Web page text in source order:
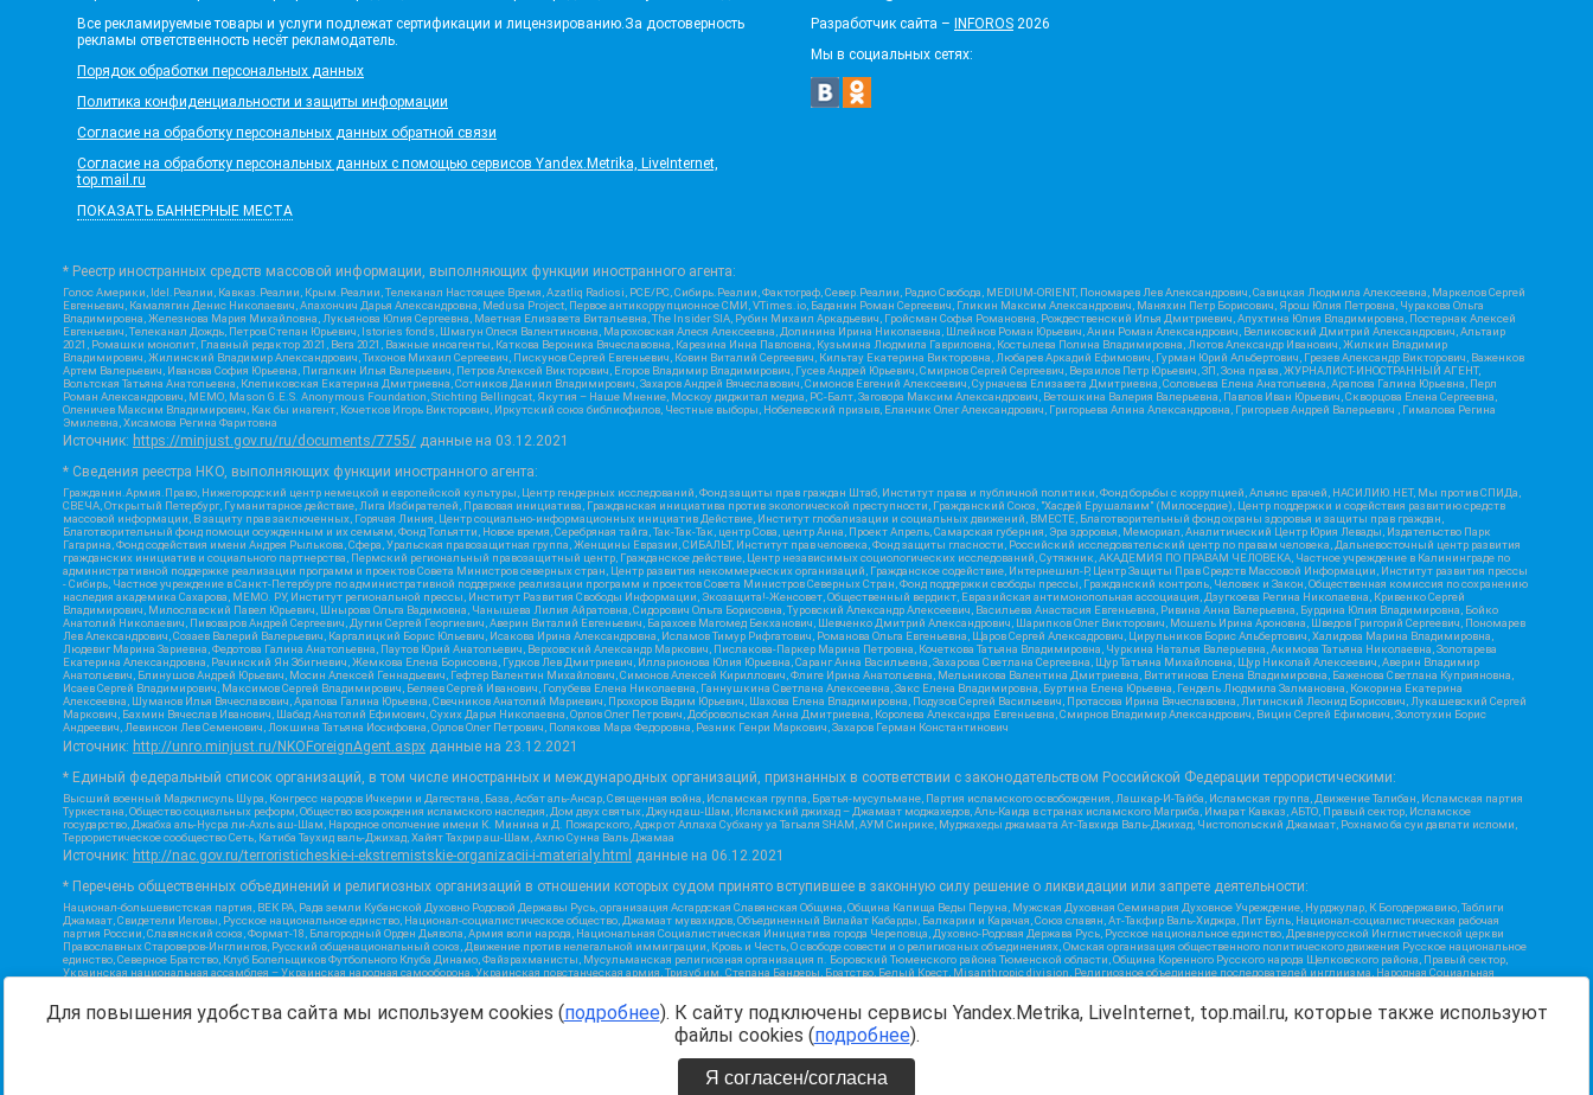
Все рекламируемые товары и услуги подлежат сертификации и лицензированию.За достоверность
рекламы ответственность несёт рекламодатель.
Порядок обработки персональных данных
Политика конфиденциальности и защиты информации
Согласие на обработку персональных данных обратной связи
Согласие на обработку персональных данных с помощью сервисов Yandex.Metrika, LiveInternet,
top.mail.ru
ПОКАЗАТЬ БАННЕРНЫЕ МЕСТА
Разработчик сайта –
INFOROS 2026
Мы в социальных сетях:
* Реестр иностранных средств массовой информации, выполняющих функции иностранного агента:
Голос Америки, Idel.Реалии, Кавказ.Реалии, Крым.Реалии, Телеканал Настоящее Время, Azatliq Radiosi, PCE/PC, Сибирь.Реалии, Фактограф, Север.Реалии, Радио Свобода, MEDIUM-ORIENT, Пономарев Лев Александрович, Савицкая Людмила Алексеевна, Маркелов Сергей
Евгеньевич, Камалягин Денис Николаевич, Апахончич Дарья Александровна, Medusa Project, Первое антикоррупционное СМИ, VTimes.io, Баданин Роман Сергеевич, Гликин Максим Александрович, Маняхин Петр Борисович, Ярош Юлия Петровна, Чуракова Ольга
Владимировна, Железнова Мария Михайловна, Лукьянова Юлия Сергеевна, Маетная Елизавета Витальевна, The Insider SIA, Рубин Михаил Аркадьевич, Гройсман Софья Романовна, Рождественский Илья Дмитриевич, Апухтина Юлия Владимировна, Постернак Алексей
Евгеньевич, Телеканал Дождь, Петров Степан Юрьевич, Istories fonds, Шмагун Олеся Валентиновна, Мароховская Алеся Алексеевна, Долинина Ирина Николаевна, Шлейнов Роман Юрьевич, Анин Роман Александрович, Великовский Дмитрий Александрович, Альтаир
2021, Ромашки монолит, Главный редактор 2021, Вега 2021, Важные иноагенты, Каткова Вероника Вячеславовна, Карезина Инна Павловна, Кузьмина Людмила Гавриловна, Костылева Полина Владимировна, Лютов Александр Иванович, Жилкин Владимир
Владимирович, Жилинский Владимир Александрович, Тихонов Михаил Сергеевич, Пискунов Сергей Евгеньевич, Ковин Виталий Сергеевич, Кильтау Екатерина Викторовна, Любарев Аркадий Ефимович, Гурман Юрий Альбертович, Грезев Александр Викторович, Важенков
Артем Валерьевич, Иванова София Юрьевна, Пигалкин Илья Валерьевич, Петров Алексей Викторович, Егоров Владимир Владимирович, Гусев Андрей Юрьевич, Смирнов Сергей Сергеевич, Верзилов Петр Юрьевич, ЗП, Зона права, ЖУРНАЛИСТ-ИНОСТРАННЫЙ АГЕНТ,
Вольтская Татьяна Анатольевна, Клепиковская Екатерина Дмитриевна, Сотников Даниил Владимирович, Захаров Андрей Вячеславович, Симонов Евгений Алексеевич, Сурначева Елизавета Дмитриевна, Соловьева Елена Анатольевна, Арапова Галина Юрьевна, Перл
Роман Александрович, МЕМО, Mason G.E.S. Anonymous Foundation, Stichting Bellingcat, Якутия – Наше Мнение, Москоу диджитал медиа, РС-Балт, Заговора Максим Александрович, Ветошкина Валерия Валерьевна, Павлов Иван Юрьевич, Скворцова Елена Сергеевна,
Оленичев Максим Владимирович, Как бы инагент, Кочетков Игорь Викторович, Иркутский союз библиофилов, Честные выборы, Нобелевский призыв, Еланчик Олег Александрович, Григорьева Алина Александровна, Григорьев Андрей Валерьевич , Гималова Регина
Эмилевна, Хисамова Регина Фаритовна
Источник: https://minjust.gov.ru/ru/documents/7755/ данные на 03.12.2021
* Сведения реестра НКО, выполняющих функции иностранного агента:
Гражданин.Армия.Право, Нижегородский центр немецкой и европейской культуры, Центр гендерных исследований, Фонд защиты прав граждан Штаб, Институт права и публичной политики, Фонд борьбы с коррупцией, Альянс врачей, НАСИЛИЮ.НЕТ, Мы против СПИДа,
СВЕЧА, Открытый Петербург, Гуманитарное действие, Лига Избирателей, Правовая инициатива, Гражданская инициатива против экологической преступности, Гражданский Союз, "Хасдей Ерушалаим" (Милосердие), Центр поддержки и содействия развитию средств
массовой информации, В защиту прав заключенных, Горячая Линия, Центр социально-информационных инициатив Действие, Институт глобализации и социальных движений, ВМЕСТЕ, Благотворительный фонд охраны здоровья и защиты прав граждан,
Благотворительный фонд помощи осужденным и их семьям, Фонд Тольятти, Новое время, Серебряная тайга, Так-Так-Так, центр Сова, центр Анна, Проект Апрель, Самарская губерния, Эра здоровья, Мемориал, Аналитический Центр Юрия Левады, Издательство Парк
Гагарина, Фонд содействия имени Андрея Рылькова, Сфера, Уральская правозащитная группа, Женщины Евразии, СИБАЛЬТ, Институт прав человека, Фонд защиты гласности, Российский исследовательский центр по правам человека, Дальневосточный центр развития
гражданских инициатив и социального партнерства, Пермский региональный правозащитный центр, Гражданское действие, Центр независимых социологических исследований, Сутяжник, АКАДЕМИЯ ПО ПРАВАМ ЧЕЛОВЕКА, Частное учреждение в Калининграде по
административной поддержке реализации программ и проектов Совета Министров северных стран, Центр развития некоммерческих организаций, Гражданское содействие, Интернешнл-Р, Центр Защиты Прав Средств Массовой Информации, Институт развития прессы
- Сибирь, Частное учреждение в Санкт-Петербурге по административной поддержке реализации программ и проектов Совета Министров Северных Стран, Фонд поддержки свободы прессы, Гражданский контроль, Человек и Закон, Общественная комиссия по сохранению
наследия академика Сахарова, МЕМО. РУ, Институт региональной прессы, Институт Развития Свободы Информации, Экозащита!-Женсовет, Общественный вердикт, Евразийская антимонопольная ассоциация, Дзугкоева Регина Николаевна, Кривенко Сергей
Владимирович, Милославский Павел Юрьевич, Шнырова Ольга Вадимовна, Чанышева Лилия Айратовна, Сидорович Ольга Борисовна, Туровский Александр Алексеевич, Васильева Анастасия Евгеньевна, Ривина Анна Валерьевна, Бурдина Юлия Владимировна, Бойко
Анатолий Николаевич, Пивоваров Андрей Сергеевич, Дугин Сергей Георгиевич, Аверин Виталий Евгеньевич, Барахоев Магомед Бекханович, Шевченко Дмитрий Александрович, Шарипков Олег Викторович, Мошель Ирина Ароновна, Шведов Григорий Сергеевич, Пономарев
Лев Александрович, Созаев Валерий Валерьевич, Каргалицкий Борис Юльевич, Исакова Ирина Александровна, Исламов Тимур Рифгатович, Романова Ольга Евгеньевна, Щаров Сергей Алексадрович, Цирульников Борис Альбертович, Халидова Марина Владимировна,
Людевиг Марина Зариевна, Федотова Галина Анатольевна, Паутов Юрий Анатольевич, Верховский Александр Маркович, Пислакова-Паркер Марина Петровна, Кочеткова Татьяна Владимировна, Чуркина Наталья Валерьевна, Акимова Татьяна Николаевна, Золотарева
Екатерина Александровна, Рачинский Ян Збигневич, Жемкова Елена Борисовна, Гудков Лев Дмитриевич, Илларионова Юлия Юрьевна, Саранг Анна Васильевна, Захарова Светлана Сергеевна, Щур Татьяна Михайловна, Щур Николай Алексеевич, Аверин Владимир
Анатольевич, Блинушов Андрей Юрьевич, Мосин Алексей Геннадьевич, Гефтер Валентин Михайлович, Симонов Алексей Кириллович, Флиге Ирина Анатольевна, Мельникова Валентина Дмитриевна, Вититинова Елена Владимировна, Баженова Светлана Куприяновна,
Исаев Сергей Владимирович, Максимов Сергей Владимирович, Беляев Сергей Иванович, Голубева Елена Николаевна, Ганнушкина Светлана Алексеевна, Закс Елена Владимировна, Буртина Елена Юрьевна, Гендель Людмила Залмановна, Кокорина Екатерина
Алексеевна, Шуманов Илья Вячеславович, Арапова Галина Юрьевна, Свечников Анатолий Мариевич, Прохоров Вадим Юрьевич, Шахова Елена Владимировна, Подузов Сергей Васильевич, Протасова Ирина Вячеславовна, Литинский Леонид Борисович, Лукашевский Сергей
Маркович, Бахмин Вячеслав Иванович, Шабад Анатолий Ефимович, Сухих Дарья Николаевна, Орлов Олег Петрович, Добровольская Анна Дмитриевна, Королева Александра Евгеньевна, Смирнов Владимир Александрович, Вицин Сергей Ефимович, Золотухин Борис
Андреевич, Левинсон Лев Семенович, Локшина Татьяна Иосифовна, Орлов Олег Петрович, Полякова Мара Федоровна, Резник Генри Маркович, Захаров Герман Константинович
Источник: http://unro.minjust.ru/NKOForeignAgent.aspx данные на 23.12.2021
* Единый федеральный список организаций, в том числе иностранных и международных организаций, признанных в соответствии с законодательством Российской Федерации террористическими:
Высший военный Маджлисуль Шура, Конгресс народов Ичкерии и Дагестана, База, Асбат аль-Ансар, Священная война, Исламская группа, Братья-мусульмане, Партия исламского освобождения, Лашкар-И-Тайба, Исламская группа, Движение Талибан, Исламская партия
Туркестана, Общество социальных реформ, Общество возрождения исламского наследия, Дом двух святых, Джунд аш-Шам, Исламский джихад – Джамаат моджахедов, Аль-Каида в странах исламского Магриба, Имарат Кавказ, АБТО, Правый сектор, Исламское
государство, Джабха аль-Нусра ли-Ахль аш-Шам, Народное ополчение имени К. Минина и Д. Пожарского, Аджр от Аллаха Субхану уа Тагьаля SHAM, АУМ Синрике, Муджахеды джамаата Ат-Тавхида Валь-Джихад, Чистопольский Джамаат, Рохнамо ба суи давлати исломи,
Террористическое сообщество Сеть, Катиба Таухид валь-Джихад, Хайят Тахрир аш-Шам, Ахлю Сунна Валь Джамаа
Источник: http://nac.gov.ru/terroristicheskie-i-ekstremistskie-organizacii-i-materialy.html данные на 06.12.2021
* Перечень общественных объединений и религиозных организаций в отношении которых судом принято вступившее в законную силу решение о ликвидации или запрете деятельности:
Национал-большевистская партия, ВЕК РА, Рада земли Кубанской Духовно Родовой Державы Русь, организация Асгардская Славянская Община, Община Капища Веды Перуна, Мужская Духовная Семинария Духовное Учреждение, Нурджулар, К Богодержавию, Таблиги
Джамаат, Свидетели Иеговы, Русское национальное единство, Национал-социалистическое общество, Джамаат мувахидов, Объединенный Вилайат Кабарды, Балкарии и Карачая, Союз славян, Ат-Такфир Валь-Хиджра, Пит Буль, Национал-социалистическая рабочая
партия России, Славянский союз, Формат-18, Благородный Орден Дьявола, Армия воли народа, Национальная Социалистическая Инициатива города Череповца, Духовно-Родовая Держава Русь, Русское национальное единство, Древнерусской Инглистической церкви
Православных Староверов-Инглингов, Русский общенациональный союз, Движение против нелегальной иммиграции, Кровь и Честь, О свободе совести и о религиозных объединениях, Омская организация общественного политического движения Русское национальное
единство, Северное Братство, Клуб Болельщиков Футбольного Клуба Динамо, Файзрахманисты, Мусульманская религиозная организация п. Боровский Тюменского района Тюменской области, Община Коренного Русского народа Щелковского района, Правый сектор,
Украинская национальная ассамблея – Украинская народная самооборона, Украинская повстанческая армия, Тризуб им. Степана Бандеры, Братство, Белый Крест, Misanthropic division, Религиозное объединение последователей инглиизма, Народная Социальная
Союз Славянских Сил Руси, Алля-Аят, Благотворительный пансионат Ак Умут, Русская республика Русь, Арестантское уголовное единство, Башкорт, Нация и свобода, W.H.С., Фалунь Дафа, Иртыш Ultras, Русский Патриотический клуб-Новокузнецк/РПК, Сибирский
державный союз, Фонд борьбы с коррупцией, Фонд защиты прав граждан, Штабы Навального, Совет граждан СССР Прикубанского округа г. Краснодара
Для повышения удобства сайта мы используем cookies (подробнее). К сайту подключены сервисы Yandex.Metrika, LiveInternet, top.mail.ru, которые также используют
файлы cookies (подробнее).
Я согласен/согласна